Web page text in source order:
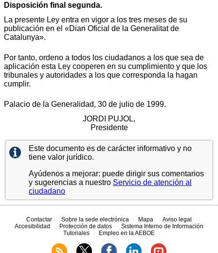
Disposición final segunda.
La presente Ley entra en vigor a los tres meses de su
publicación en el «Diari Oficial de la Generalitat de
Catalunya».
Por tanto, ordeno a todos los ciudadanos a los que sea de
aplicación esta Ley cooperen en su cumplimiento y que los
tribunales y autoridades a los que corresponda la hagan
cumplir.
Palacio de la Generalidad, 30 de julio de 1999.
JORDI PUJOL,
Presidente
Este documento es de carácter informativo y no
tiene valor jurídico.
Ayúdenos a mejorar: puede dirigir sus comentarios
y sugerencias a nuestro Servicio de atención al
ciudadano
Contactar Sobre la sede electrónica Mapa
Aviso legal
Accesibilidad
Protección de datos
Sistema Interno de Información
Tutoriales
Empleo en la AEBOE